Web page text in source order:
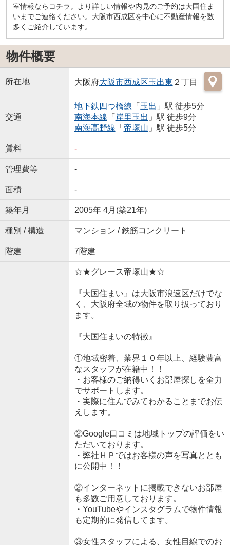
室情報ならコチラ。より詳しい情報や内見のご予約は大国住ま
いまでご連絡ください。大阪市西成区を中心に不動産情報を数
多くご紹介しています。
物件概要
所在地 大阪府大阪市西成区玉出東 ２丁目
交通
地下鉄四つ橋線 「 玉出 」駅 徒歩5分
南海本線 「 岸里玉出 」駅 徒歩9分
南海高野線 「 帝塚山 」駅 徒歩5分
賃料 -
管理費等 -
面積 -
築年月 2005年 4月(築21年)
種別 / 構造 マンション / 鉄筋コンクリート
階建 7階建
☆★グレース帝塚山★☆
『大国住まい』は大阪市浪速区だけでな
く、大阪府全域の物件を取り扱っており
ます。
『大国住まいの特徴』
①地域密着、業界１０年以上、経験豊富
なスタッフが在籍中！！
・お客様のご納得いくお部屋探しを全力
でサポートします。
・実際に住んでみてわかることまでお伝
えします。
②Google口コミは地域トップの評価をい
ただいております。
・弊社ＨＰではお客様の声を写真ととも
に公開中！！
②インターネットに掲載できないお部屋
も多数ご用意しております。
・YouTubeやインスタグラムで物件情報
も定期的に発信してます。
③女性スタッフによる、女性目線でのお